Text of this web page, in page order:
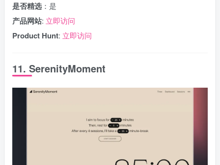
是否精选 ：是
产品网站: 立即访问
Product Hunt: 立即访问
11. SerenityMoment